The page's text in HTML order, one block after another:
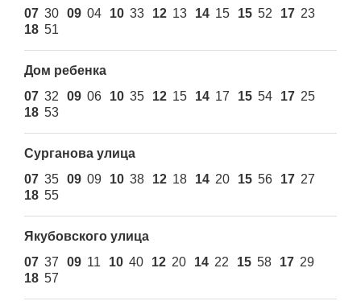
07 30 09 04 10 33 12 13 14 15 15 52 17 23
18 51
Дом ребенка
07 32 09 06 10 35 12 15 14 17 15 54 17 25
18 53
Сурганова улица
07 35 09 09 10 38 12 18 14 20 15 56 17 27
18 55
Якубовского улица
07 37 09 11 10 40 12 20 14 22 15 58 17 29
18 57